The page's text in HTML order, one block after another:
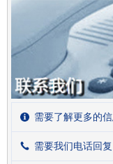
需要了解更多的信
需要我们电话回复